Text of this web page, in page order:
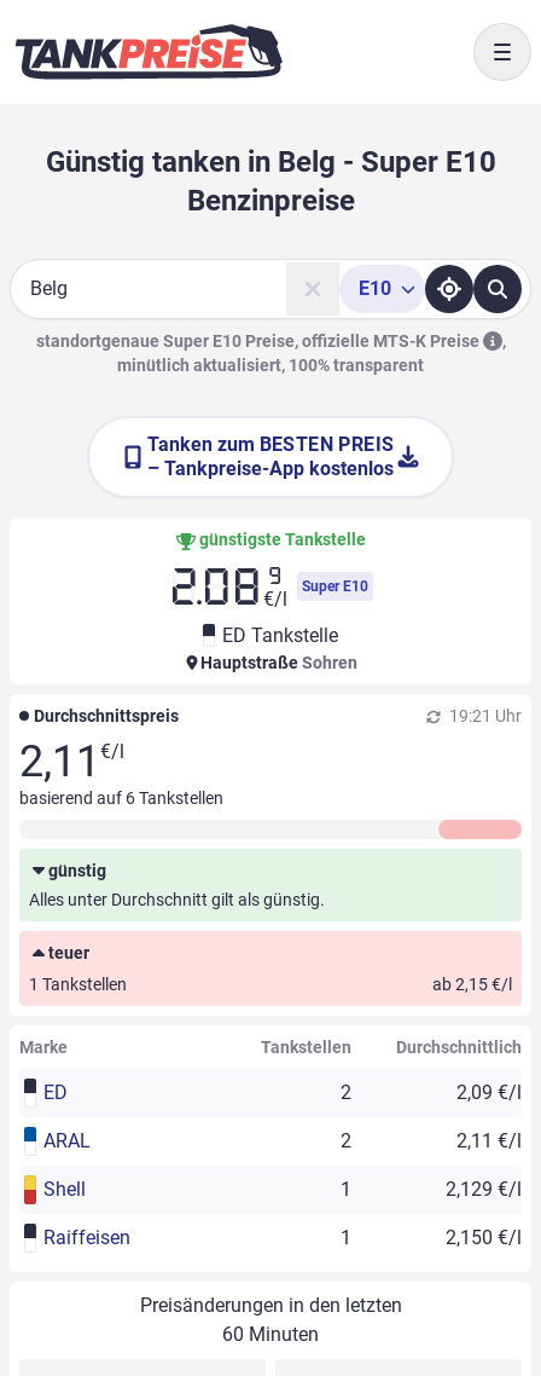
Günstig tanken in Belg - Super E10
Benzinpreise
Suche
E10
standortgenaue Super E10 Preise, offizielle MTS-K Preise
,
minütlich aktualisiert, 100% transparent
Tanken zum BESTEN PREIS
– Tankpreise-App kostenlos
günstigste Tankstelle
2.08 9
€/l
Super E10
ED Tankstelle
HauptstraßeSohren
Durchschnittspreis 19:21 Uhr
2,11 €/l
basierend auf 6Tankstellen
günstig
Alles unter Durchschnitt gilt als günstig.
teuer
1 Tankstellen
ab 2,15 €/l
Marke Tankstellen Durchschnittlich
ED 2 2,09 €/l
ARAL 2 2,11 €/l
Shell 1 2,129 €/l
Raiffeisen 1 2,150 €/l
Preisänderungen in den letzten
60 Minuten